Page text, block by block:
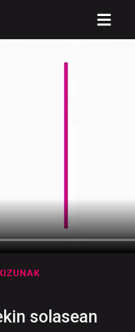
solasean